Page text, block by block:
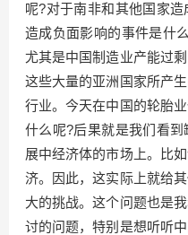
呢?对于南非和其他国家
造成负面影响的事件是什
尤其是中国制造业产能过
这些大量的亚洲国家所产
行业。今天在中国的轮胎
什么呢?后果就是我们看
展中经济体的市场上。比
济。因此，这实际上就给
大的挑战。这个问题也是
讨的问题，特别是想听听